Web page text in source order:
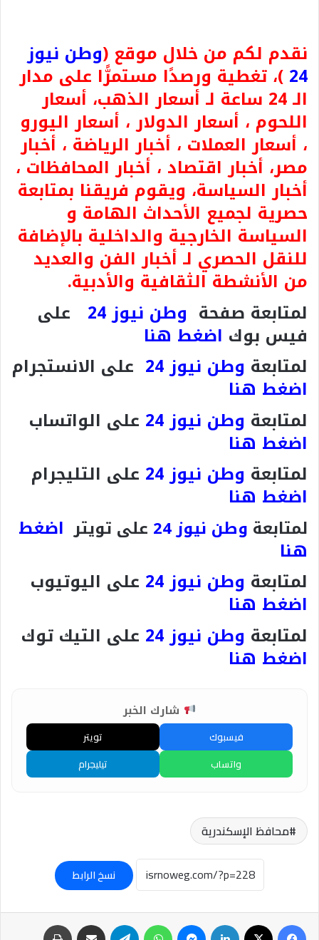
نقدم لكم من خلال موقع (وطن نيوز
24 )، تغطية ورصدًا مستمرًّا على مدار
الـ 24 ساعة لـ أسعار الذهب، أسعار
اللحوم ، أسعار الدولار ، أسعار اليورو
، أسعار العملات ، أخبار الرياضة ، أخبار
مصر، أخبار اقتصاد ، أخبار المحافظات ،
أخبار السياسة، ويقوم فريقنا بمتابعة
حصرية لجميع الأحداث الهامة و
السياسة الخارجية والداخلية بالإضافة
للنقل الحصري لـ أخبار الفن والعديد
من الأنشطة الثقافية والأدبية.
لمتابعة صفحة وطن نيوز 24 على
فيس بوك اضغط هنا
لمتابعة وطن نيوز 24 على الانستجرام
اضغط هنا
لمتابعة وطن نيوز 24 على الواتساب
اضغط هنا
لمتابعة وطن نيوز 24 على التليجرام
اضغط هنا
لمتابعة وطن نيوز 24 على تويتر اضغط
هنا
لمتابعة وطن نيوز 24 على اليوتيوب
اضغط هنا
لمتابعة وطن نيوز 24 على التيك توك
اضغط هنا
شارك الخبر
فيسبوك
تويتر
واتساب
تيليجرام
محافظ الإسكندرية
نسخ الرابط
فيسبوك لينكدإن ماسنجر واتساب تيلقرام مشاركة عبر البريد